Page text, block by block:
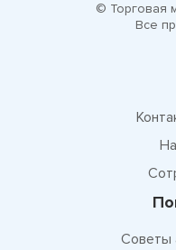
© Торговая
Все
Советы